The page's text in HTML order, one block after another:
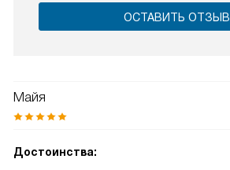
ОСТАВИТЬ ОТЗЫВ
Майя
Достоинства: